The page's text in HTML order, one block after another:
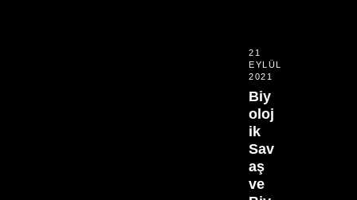
21
EYLÜL
2021
Biy
oloj
ik
Sav
aş
ve